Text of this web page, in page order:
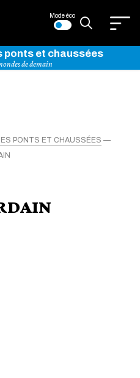
Mode éco
ponts et chaussées
de demain
PONTS ET CHAUSSÉES